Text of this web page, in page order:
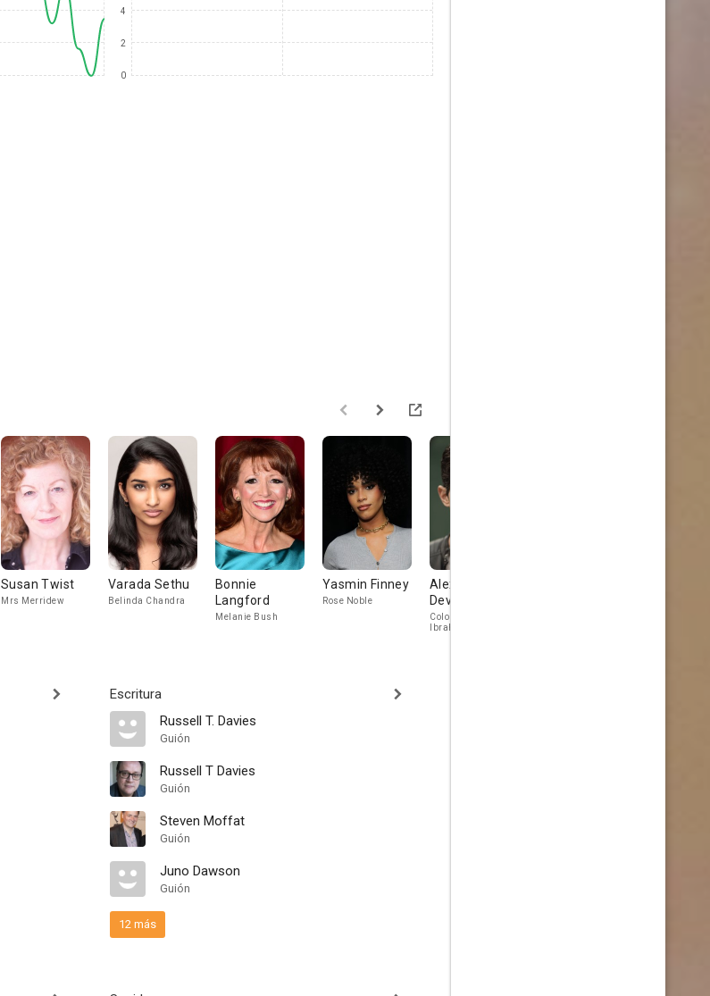
4
2
0
Susan Twist
Mrs Merridew
Varada Sethu
Belinda Chandra
Bonnie
Langford
Melanie Bush
Yasmin Finney
Rose Noble
Alexander
Devrient
Colonel Christofer
Ibrahim
Escritura
Russell T. Davies
Guión
Russell T Davies
Guión
Steven Moffat
Guión
Juno Dawson
Guión
12 más